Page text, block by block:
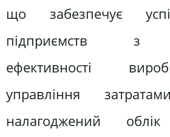
що забезпечує
підприємств з
ефективності
управління
налагоджений